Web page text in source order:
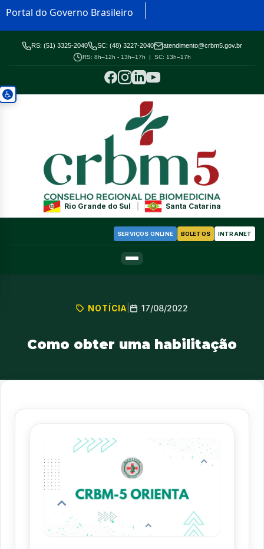
Portal do Governo Brasileiro
RS: (51) 3325-2040 SC: (48) 3227-2040 atendimento@crbm5.gov.br
RS: 8h–12h - 13h–17h | SC: 13h–17h
Rio Grande do Sul Santa Catarina
SERVIÇOS ONLINE BOLETOS INTRANET
NOTÍCIA 17/08/2022
Como obter uma habilitação